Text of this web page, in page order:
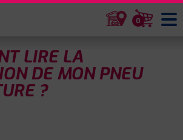
0
LIRE LA
DE MON PNEU
?